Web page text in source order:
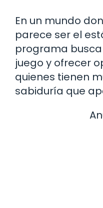
En un mundo
parece ser el
programa
juego y ofrecer
quienes tienen
sabiduría que